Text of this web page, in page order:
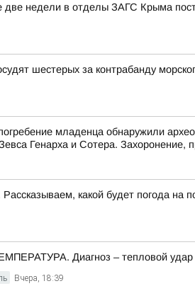
две недели в отделы ЗАГС Крыма
шестерых за контрабанду
младенца обнаружили
Генарха и Сотера. Захоронение,
какой будет погода на
Диагноз – тепловой удар
Вчера, 18:39